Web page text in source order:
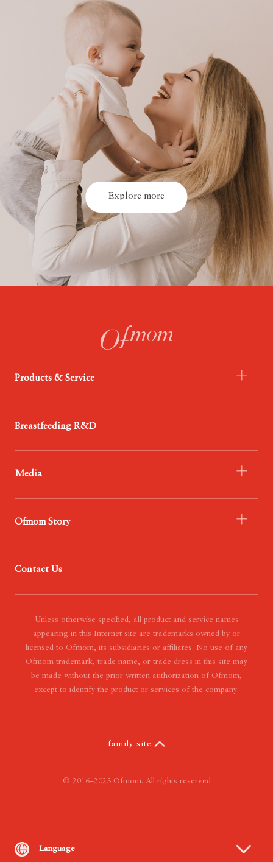
Explore more
Products & Service
- Probiotics
- Service
Breastfeeding R&D
Media
- Trend News Center
Ofmom Story
- Our Value
Contact Us
Unless otherwise specified, all product and service names
appearing in this Internet site are trademarks owned by or
licensed to Ofmom, its subsidiaries or affiliates. No use of any
Ofmom trademark, trade name, or trade dress in this site may
be made without the prior written authorization of Ofmom,
except to identify the product or services of the company.
family site
© 2016–2023 Ofmom. All rights reserved
Language